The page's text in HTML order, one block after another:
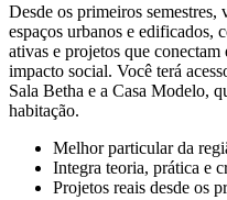
Desde os primeiros semestres,
espaços urbanos e edificados,
ativas e projetos que
impacto social. Você terá
Sala Betha e a Casa Modelo,
habitação.
Melhor particular da
Integra teoria, prática e
Projetos reais desde os